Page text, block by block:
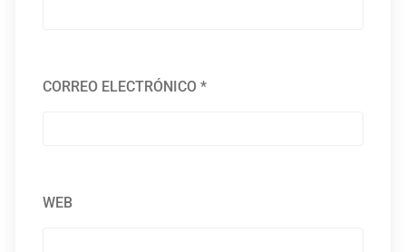
CORREO ELECTRÓNICO*
WEB